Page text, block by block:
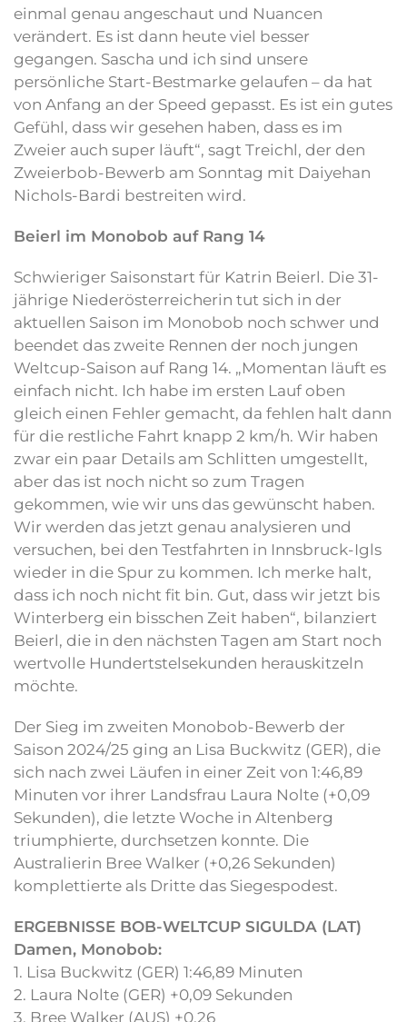
einmal genau angeschaut und Nuancen
verändert. Es ist dann heute viel besser
gegangen. Sascha und ich sind unsere
persönliche Start-Bestmarke gelaufen – da hat
von Anfang an der Speed gepasst. Es ist ein gutes
Gefühl, dass wir gesehen haben, dass es im
Zweier auch super läuft“, sagt Treichl, der den
Zweierbob-Bewerb am Sonntag mit Daiyehan
Nichols-Bardi bestreiten wird.
Beierl im Monobob auf Rang 14
Schwieriger Saisonstart für Katrin Beierl. Die 31-
jährige Niederösterreicherin tut sich in der
aktuellen Saison im Monobob noch schwer und
beendet das zweite Rennen der noch jungen
Weltcup-Saison auf Rang 14. „Momentan läuft es
einfach nicht. Ich habe im ersten Lauf oben
gleich einen Fehler gemacht, da fehlen halt dann
für die restliche Fahrt knapp 2 km/h. Wir haben
zwar ein paar Details am Schlitten umgestellt,
aber das ist noch nicht so zum Tragen
gekommen, wie wir uns das gewünscht haben.
Wir werden das jetzt genau analysieren und
versuchen, bei den Testfahrten in Innsbruck-Igls
wieder in die Spur zu kommen. Ich merke halt,
dass ich noch nicht fit bin. Gut, dass wir jetzt bis
Winterberg ein bisschen Zeit haben“, bilanziert
Beierl, die in den nächsten Tagen am Start noch
wertvolle Hundertstelsekunden herauskitzeln
möchte.
Der Sieg im zweiten Monobob-Bewerb der
Saison 2024/25 ging an Lisa Buckwitz (GER), die
sich nach zwei Läufen in einer Zeit von 1:46,89
Minuten vor ihrer Landsfrau Laura Nolte (+0,09
Sekunden), die letzte Woche in Altenberg
triumphierte, durchsetzen konnte. Die
Australierin Bree Walker (+0,26 Sekunden)
komplettierte als Dritte das Siegespodest.
ERGEBNISSE BOB-WELTCUP SIGULDA (LAT)
Damen, Monobob:
1. Lisa Buckwitz (GER) 1:46,89 Minuten
2. Laura Nolte (GER) +0,09 Sekunden
3. Bree Walker (AUS) +0,26